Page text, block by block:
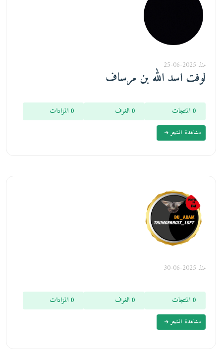
منذ 2025-06-25
لوفت اسد الله بن مرساف
0 المنتجات 0 الغرف 0 المزادات
مشاهدة المتجر
منذ 2025-06-30
0 المنتجات 0 الغرف 0 المزادات
مشاهدة المتجر